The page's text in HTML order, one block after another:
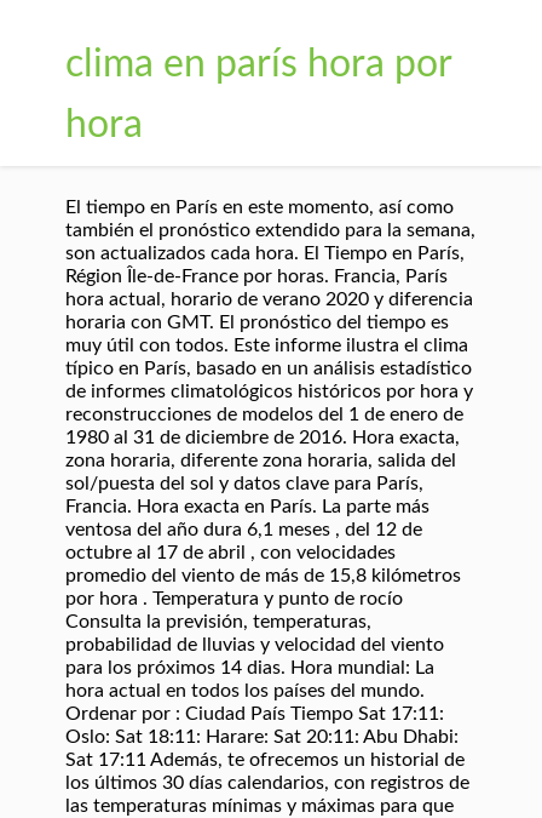
clima en parís hora por
hora
El tiempo en París en este momento, así como
también el pronóstico extendido para la semana,
son actualizados cada hora. El Tiempo en París,
Région Île-de-France por horas. Francia, París
hora actual, horario de verano 2020 y diferencia
horaria con GMT. El pronóstico del tiempo es
muy útil con todos. Este informe ilustra el clima
típico en París, basado en un análisis estadístico
de informes climatológicos históricos por hora y
reconstrucciones de modelos del 1 de enero de
1980 al 31 de diciembre de 2016. Hora exacta,
zona horaria, diferente zona horaria, salida del
sol/puesta del sol y datos clave para París,
Francia. Hora exacta en París. La parte más
ventosa del año dura 6,1 meses , del 12 de
octubre al 17 de abril , con velocidades
promedio del viento de más de 15,8 kilómetros
por hora . Temperatura y punto de rocío
Consulta la previsión, temperaturas,
probabilidad de lluvias y velocidad del viento
para los próximos 14 dias. Hora mundial: La
hora actual en todos los países del mundo.
Ordenar por : Ciudad País Tiempo Sat 17:11:
Oslo: Sat 18:11: Harare: Sat 20:11: Abu Dhabi:
Sat 17:11 Además, te ofrecemos un historial de
los últimos 30 días calendarios, con registros de
las temperaturas mínimas y máximas para que